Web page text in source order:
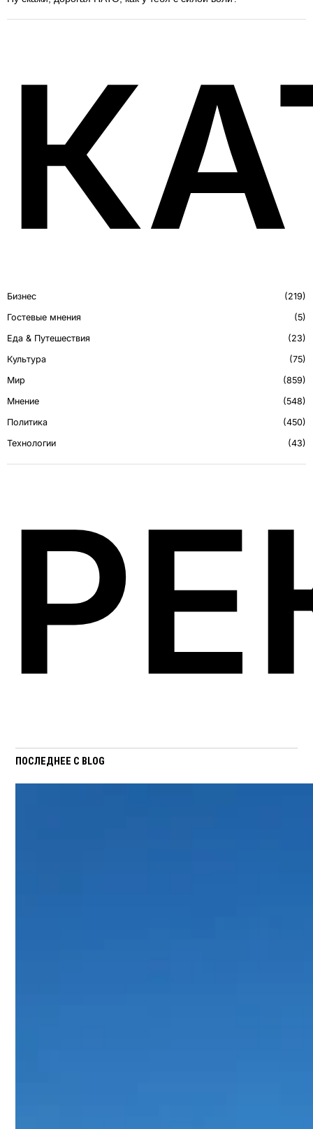
Бизнес
219
Гостевые мнения
5
Еда & Путешествия
23
Культура
75
Мир
859
Мнение
548
Политика
450
Технологии
43
ПОСЛЕДНЕЕ С BLOG